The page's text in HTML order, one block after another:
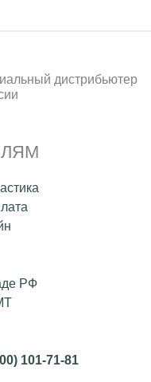
дистрибьютер
РФ
101-71-81